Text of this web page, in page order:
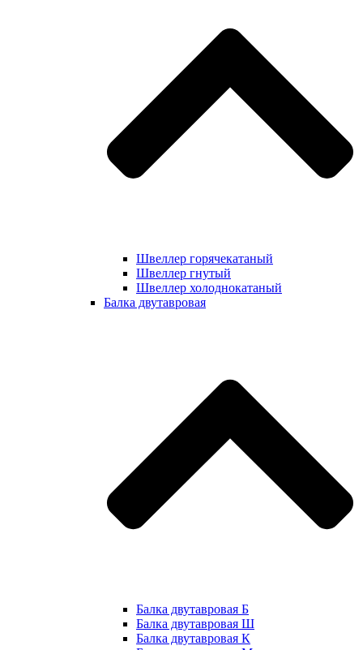
Швеллер горячекатаный
Швеллер гнутый
Швеллер холоднокатаный
Балка двутавровая
Балка двутавровая Б
Балка двутавровая Ш
Балка двутавровая К